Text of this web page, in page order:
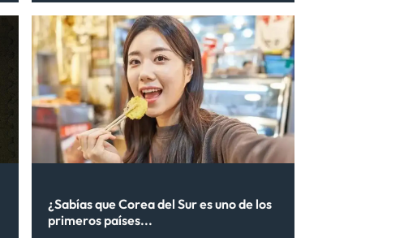
¿Sabías que Corea del Sur es uno de los
primeros países...